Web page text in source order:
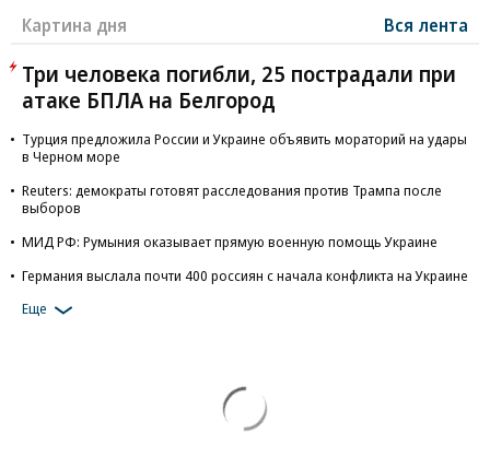
Картина дня Вся лента
Три человека погибли, 25 пострадали при
атаке БПЛА на Белгород
Турция предложила России и Украине объявить мораторий на удары
в Черном море
Reuters: демократы готовят расследования против Трампа после
выборов
МИД РФ: Румыния оказывает прямую военную помощь Украине
Германия выслала почти 400 россиян с начала конфликта на Украине
Еще